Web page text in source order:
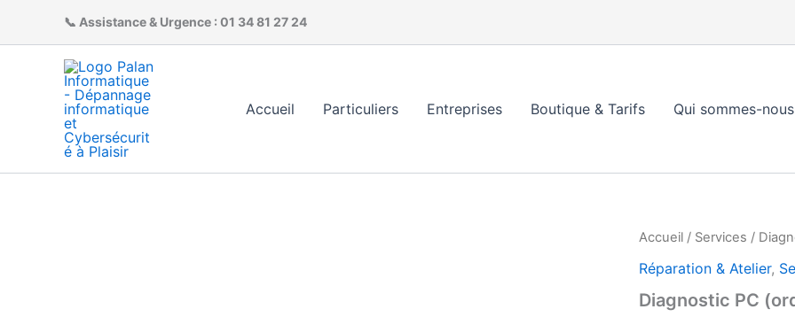
📞 Assistance & Urgence : 01 34 81 27 24
Accueil Particuliers Entreprises Boutique & Tarifs Qui sommes-
Accueil / Services /
Réparation & Atelier,
Diagnostic PC
quantité
Diagnostic
(ordinateur